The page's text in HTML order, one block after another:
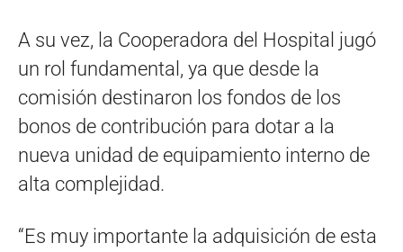
A su vez, la Cooperadora del Hospital jugó
un rol fundamental, ya que desde la
comisión destinaron los fondos de los
bonos de contribución para dotar a la
nueva unidad de equipamiento interno de
alta complejidad.
“Es muy importante la adquisición de esta